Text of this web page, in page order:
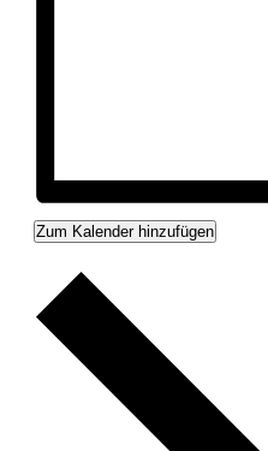
Zum Kalender hinzufügen